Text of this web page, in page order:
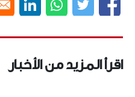
اقرأ المزيد من الأخبار